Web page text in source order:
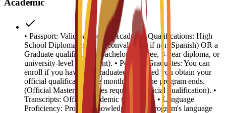
Academic
• Passport: Valid passport. • Academic Qualifications: High
School Diploma (must be convalidated if non-Spanish) OR a
Graduate qualification (Bachelor’s degree, 3-year diploma, or
university-level equivalent). • Pending Graduates: You can
enroll if you have just graduated, provided you obtain your
official qualification one month before the program ends.
(Official Master's Degrees require an official qualification). •
Transcripts: Official academic transcripts. • Language
Proficiency: Proof of knowledge of the program's language